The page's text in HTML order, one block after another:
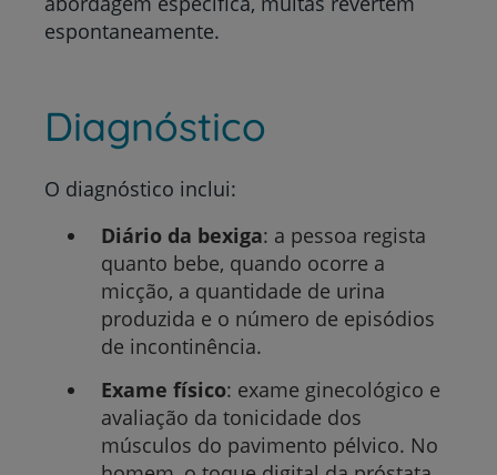
espontaneamente.
Diagnóstico
O diagnóstico inclui:
Diário da bexiga: a pessoa regista
quanto bebe, quando ocorre a
micção, a quantidade de urina
produzida e o número de episódios
de incontinência.
Exame físico: exame ginecológico e
avaliação da tonicidade dos
músculos do pavimento pélvico. No